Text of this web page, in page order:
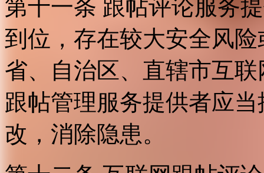
第十一条 跟帖评论服务
到位，存在较大安全风
省、自治区、直辖市互
跟帖管理服务提供者应
改，消除隐患。